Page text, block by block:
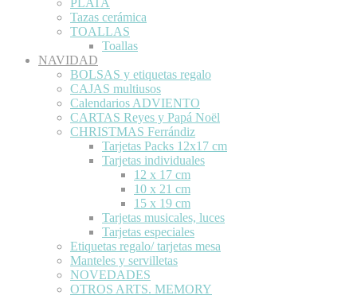
PLATA
Tazas cerámica
TOALLAS
Toallas
NAVIDAD
BOLSAS y etiquetas regalo
CAJAS multiusos
Calendarios ADVIENTO
CARTAS Reyes y Papá Noël
CHRISTMAS Ferrándiz
Tarjetas Packs 12x17 cm
Tarjetas individuales
12 x 17 cm
10 x 21 cm
15 x 19 cm
Tarjetas musicales, luces
Tarjetas especiales
Etiquetas regalo/ tarjetas mesa
Manteles y servilletas
NOVEDADES
OTROS ARTS. MEMORY